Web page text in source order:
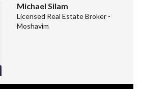
Michael Silam
Licensed Real Estate Broker -
Moshavim